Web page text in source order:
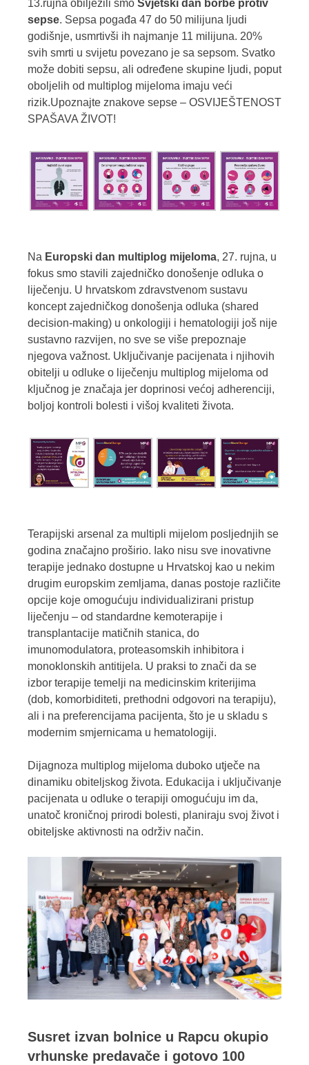
13.rujna obilježili smo Svjetski dan borbe protiv
sepse. Sepsa pogađa 47 do 50 milijuna ljudi
godišnje, usmrtivši ih najmanje 11 milijuna. 20%
svih smrti u svijetu povezano je sa sepsom. Svatko
može dobiti sepsu, ali određene skupine ljudi, poput
oboljelih od multiplog mijeloma imaju veći
rizik.Upoznajte znakove sepse – OSVIJEŠTENOST
SPAŠAVA ŽIVOT!
Na Europski dan multiplog mijeloma, 27. rujna, u
fokus smo stavili zajedničko donošenje odluka o
liječenju. U hrvatskom zdravstvenom sustavu
koncept zajedničkog donošenja odluka (shared
decision-making) u onkologiji i hematologiji još nije
sustavno razvijen, no sve se više prepoznaje
njegova važnost. Uključivanje pacijenata i njihovih
obitelji u odluke o liječenju multiplog mijeloma od
ključnog je značaja jer doprinosi većoj adherenciji,
boljoj kontroli bolesti i višoj kvaliteti života.
Terapijski arsenal za multipli mijelom posljednjih se
godina značajno proširio. Iako nisu sve inovativne
terapije jednako dostupne u Hrvatskoj kao u nekim
drugim europskim zemljama, danas postoje različite
opcije koje omogućuju individualizirani pristup
liječenju – od standardne kemoterapije i
transplantacije matičnih stanica, do
imunomodulatora, proteasomskih inhibitora i
monoklonskih antitijela. U praksi to znači da se
izbor terapije temelji na medicinskim kriterijima
(dob, komorbiditeti, prethodni odgovori na terapiju),
ali i na preferencijama pacijenta, što je u skladu s
modernim smjernicama u hematologiji.
Dijagnoza multiplog mijeloma duboko utječe na
dinamiku obiteljskog života. Edukacija i uključivanje
pacijenata u odluke o terapiji omogućuju im da,
unatoč kroničnoj prirodi bolesti, planiraju svoj život i
obiteljske aktivnosti na održiv način.
Susret izvan bolnice u Rapcu okupio
vrhunske predavače i gotovo 100